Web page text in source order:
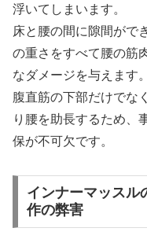
浮いてしまいます。
床と腰の間に隙間がで
の重さをすべて腰の筋
なダメージを与えます。
腹直筋の下部だけでな
り腰を助長するため、
保が不可欠です。
インナーマッスル
作の弊害